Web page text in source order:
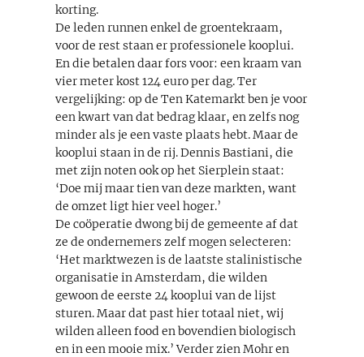
korting.
De leden runnen enkel de groentekraam,
voor de rest staan er professionele kooplui.
En die betalen daar fors voor: een kraam van
vier meter kost 124 euro per dag. Ter
vergelijking: op de Ten Katemarkt ben je voor
een kwart van dat bedrag klaar, en zelfs nog
minder als je een vaste plaats hebt. Maar de
kooplui staan in de rij. Dennis Bastiani, die
met zijn noten ook op het Sierplein staat:
‘Doe mij maar tien van deze markten, want
de omzet ligt hier veel hoger.’
De coöperatie dwong bij de gemeente af dat
ze de ondernemers zelf mogen selecteren:
‘Het marktwezen is de laatste stalinistische
organisatie in Amsterdam, die wilden
gewoon de eerste 24 kooplui van de lijst
sturen. Maar dat past hier totaal niet, wij
wilden alleen food en bovendien biologisch
en in een mooie mix.’ Verder zien Mohr en